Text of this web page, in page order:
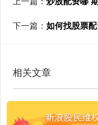
下一篇： 如何找股票
相关文章